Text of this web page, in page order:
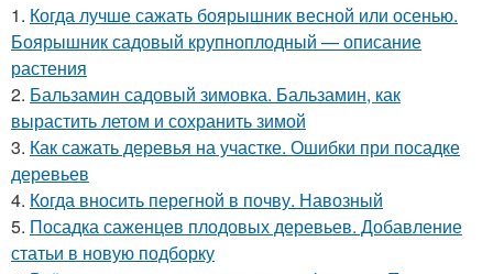
1. Когда лучше сажать боярышник весной или осенью.
Боярышник садовый крупноплодный — описание
растения
2. Бальзамин садовый зимовка. Бальзамин, как
вырастить летом и сохранить зимой
3. Как сажать деревья на участке. Ошибки при посадке
деревьев
4. Когда вносить перегной в почву. Навозный
5. Посадка саженцев плодовых деревьев. Добавление
статьи в новую подборку